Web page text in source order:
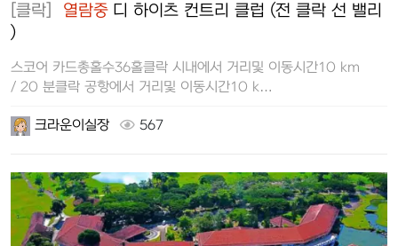
[클락] 열람중 디 하이츠 컨트리 클럽 (전 클락 선 밸리
)
스코어 카드총홀수36홀클락 시내에서 거리및 이동시간10 km
/ 20 분클락 공항에서 거리및 이동시간10 k…
크라운이실장 567